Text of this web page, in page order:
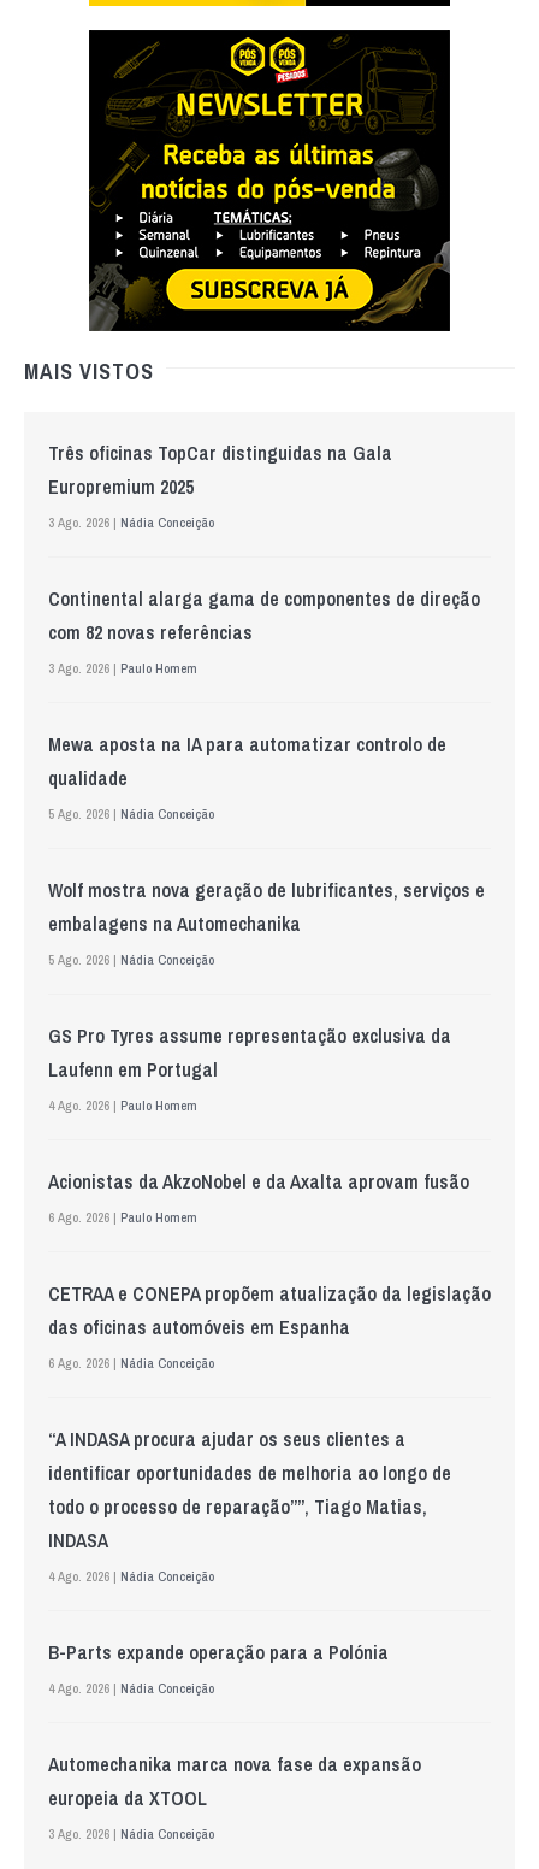
MAIS VISTOS
Três oficinas TopCar distinguidas na Gala
Europremium 2025
3 Ago. 2026 | Nádia Conceição
Continental alarga gama de componentes de direção
com 82 novas referências
3 Ago. 2026 | Paulo Homem
Mewa aposta na IA para automatizar controlo de
qualidade
5 Ago. 2026 | Nádia Conceição
Wolf mostra nova geração de lubrificantes, serviços e
embalagens na Automechanika
5 Ago. 2026 | Nádia Conceição
GS Pro Tyres assume representação exclusiva da
Laufenn em Portugal
4 Ago. 2026 | Paulo Homem
Acionistas da AkzoNobel e da Axalta aprovam fusão
6 Ago. 2026 | Paulo Homem
CETRAA e CONEPA propõem atualização da legislação
das oficinas automóveis em Espanha
6 Ago. 2026 | Nádia Conceição
“A INDASA procura ajudar os seus clientes a
identificar oportunidades de melhoria ao longo de
todo o processo de reparação””, Tiago Matias,
INDASA
4 Ago. 2026 | Nádia Conceição
B-Parts expande operação para a Polónia
4 Ago. 2026 | Nádia Conceição
Automechanika marca nova fase da expansão
europeia da XTOOL
3 Ago. 2026 | Nádia Conceição